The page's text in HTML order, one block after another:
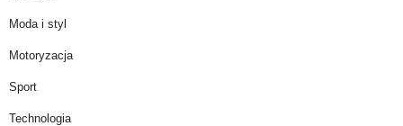
Moda i styl
Motoryzacja
Sport
Technologia